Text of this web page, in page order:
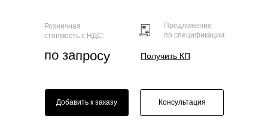
Добавить к заказу
Розничная
стоимость с НДС:
Получить КП
Предложение
по спецификации:
Консультация
по запросу